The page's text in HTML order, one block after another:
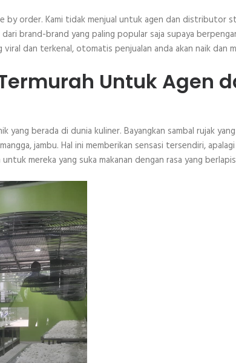
by order. Kami tidak menjual untuk agen dan distributor
brand-brand yang paling popular saja supaya
viral dan terkenal, otomatis penjualan anda akan naik dan
Untuk Agen
yang berada di dunia kuliner. Bayangkan sambal rujak
jambu. Hal ini memberikan sensasi tersendiri,
mereka yang suka makanan dengan rasa yang